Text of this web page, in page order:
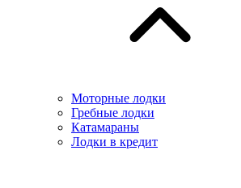
Моторные лодки
Гребные лодки
Катамараны
Лодки в кредит